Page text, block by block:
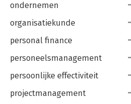
ondernemen
organisatiekunde
personal finance
personeelsmanagement
persoonlijke effectiviteit
projectmanagement